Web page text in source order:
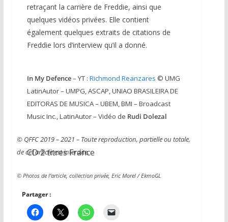
CD 2 titres France
retraçant la carrière de Freddie, ainsi que
quelques vidéos privées. Elle contient
également quelques extraits de citations de
Freddie lors d’interview qu’il a donné.
In My Defence– YT : Richmond Reanzares © UMG
LatinAutor – UMPG, ASCAP, UNIAO BRASILEIRA DE
EDITORAS DE MUSICA – UBEM, BMI – Broadcast
Music Inc., LatinAutor – Vidéo de Rudi Dolezal
© QFFC 2019 – 2021 – Toute reproduction, partielle ou totale,
de cet article est interdite.
© Photos de l’article, collection privée, Eric Morel / EkmoGL
Partager :